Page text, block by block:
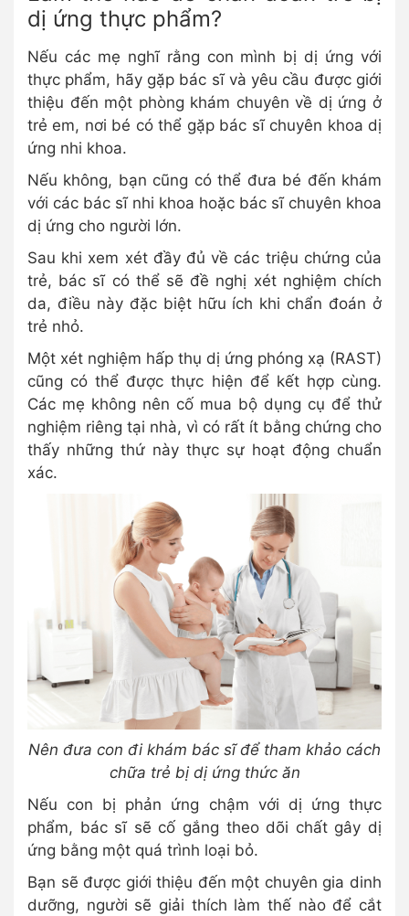
dị ứng thực phẩm?
Nếu các mẹ nghĩ rằng con mình bị dị ứng với
thực phẩm, hãy gặp bác sĩ và yêu cầu được giới
thiệu đến một phòng khám chuyên về dị ứng ở
trẻ em, nơi bé có thể gặp bác sĩ chuyên khoa dị
ứng nhi khoa.
Nếu không, bạn cũng có thể đưa bé đến khám
với các bác sĩ nhi khoa hoặc bác sĩ chuyên khoa
dị ứng cho người lớn.
Sau khi xem xét đầy đủ về các triệu chứng của
trẻ, bác sĩ có thể sẽ đề nghị xét nghiệm chích
da, điều này đặc biệt hữu ích khi chẩn đoán ở
trẻ nhỏ.
Một xét nghiệm hấp thụ dị ứng phóng xạ (RAST)
cũng có thể được thực hiện để kết hợp cùng.
Các mẹ không nên cố mua bộ dụng cụ để thử
nghiệm riêng tại nhà, vì có rất ít bằng chứng cho
thấy những thứ này thực sự hoạt động chuẩn
xác.
Nên đưa con đi khám bác sĩ để tham khảo cách
chữa trẻ bị dị ứng thức ăn
Nếu con bị phản ứng chậm với dị ứng thực
phẩm, bác sĩ sẽ cố gắng theo dõi chất gây dị
ứng bằng một quá trình loại bỏ.
Bạn sẽ được giới thiệu đến một chuyên gia dinh
dưỡng, người sẽ giải thích làm thế nào để cắt